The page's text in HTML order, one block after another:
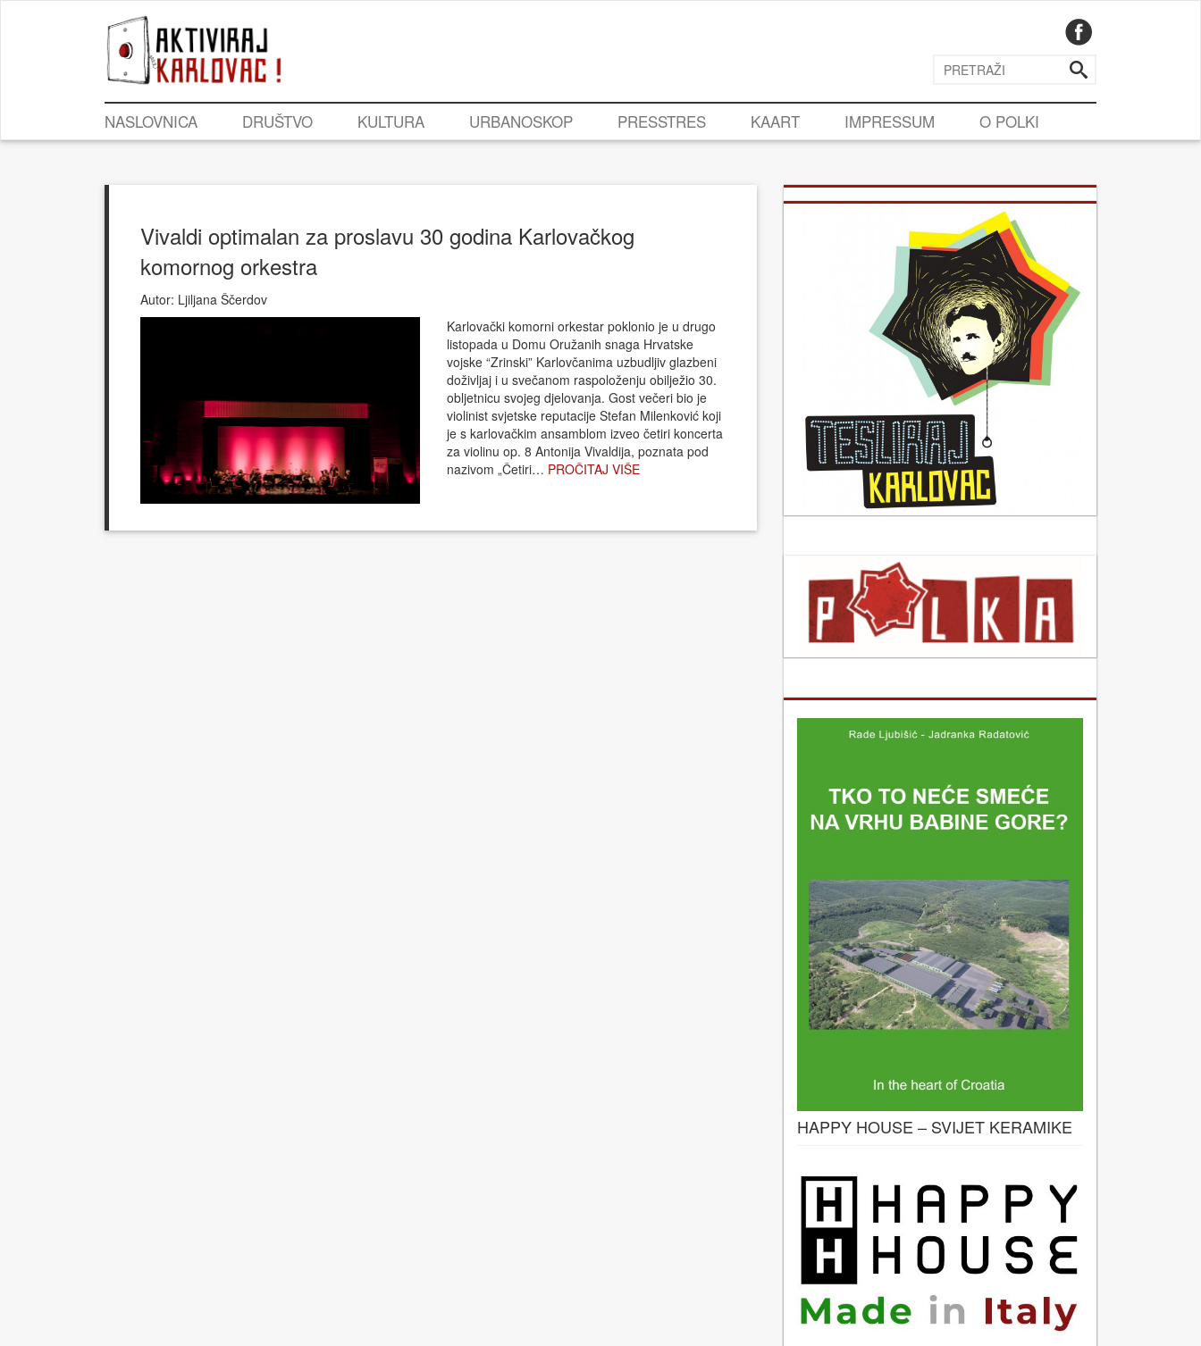
NASLOVNICA DRUŠTVO KULTURA URBANOSKOP PRESSTRES KAART IMPRESSUM O POLKI
Vivaldi optimalan za proslavu 30 godina Karlovačkog
komornog orkestra
Autor: Ljiljana Ščerdov
Karlovački komorni orkestar poklonio je u drugo
listopada u Domu Oružanih snaga Hrvatske
vojske “Zrinski” Karlovčanima uzbudljiv glazbeni
doživljaj i u svečanom raspoloženju obilježio 30.
obljetnicu svojeg djelovanja. Gost večeri bio je
violinist svjetske reputacije Stefan Milenković koji
je s karlovačkim ansamblom izveo četiri koncerta
za violinu op. 8 Antonija Vivaldija, poznata pod
nazivom „Četiri… PROČITAJ VIŠE
HAPPY HOUSE – SVIJET KERAMIKE